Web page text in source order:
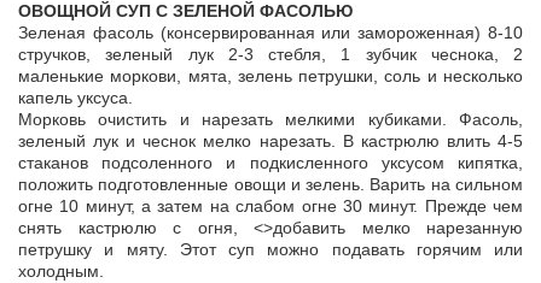
ОВОЩНОЙ СУП С ЗЕЛЕНОЙ ФАСОЛЬЮ
Зеленая фасоль (консервированная или замороженная) 8-10
стручков, зеленый лук 2-3 стебля, 1 зубчик чеснока, 2
маленькие моркови, мята, зелень петрушки, соль и несколько
капель уксуса.
Морковь очистить и нарезать мелкими кубиками. Фасоль,
зеленый лук и чеснок мелко нарезать. В кастрюлю влить 4-5
стаканов подсоленного и подкисленного уксусом кипятка,
положить подготовленные овощи и зелень. Варить на сильном
огне 10 минут, а затем на слабом огне 30 минут. Прежде чем
снять кастрюлю с огня, <>добавить мелко нарезанную
петрушку и мяту. Этот суп можно подавать горячим или
холодным.